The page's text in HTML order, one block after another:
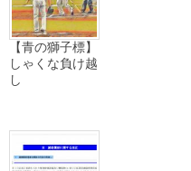
【青の獅子標】
しゃくな負け越
し